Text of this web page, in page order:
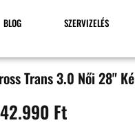
BLOG SZERVIZELÉS
Trans 3.0 Női 28"
Ft